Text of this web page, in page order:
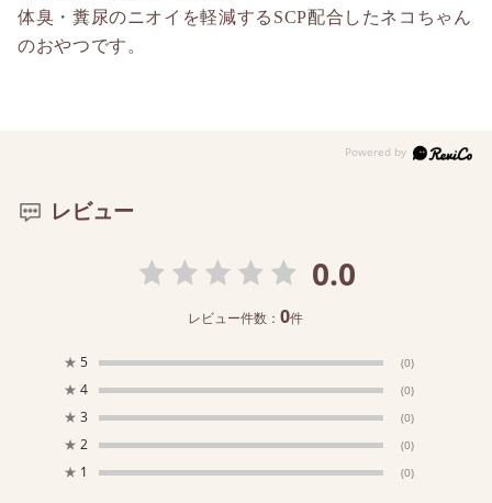
体臭・糞尿のニオイを軽減するSCP配合したネコちゃん
のおやつです。
レビュー
0.0
レビュー件数：0件
★ 5 (0)
★ 4 (0)
★ 3 (0)
★ 2 (0)
★ 1 (0)